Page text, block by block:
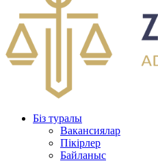
Біз туралы
Вакансиялар
Пікірлер
Байланыс